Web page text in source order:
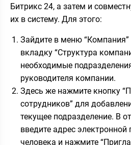
Битрикс 24, а затем и
их в систему. Для этого:
Зайдите в меню
вкладку “Структура
необходимые
руководителя компании.
Здесь же нажмите кнопку
сотрудников” для
текущее подразделение. В
введите адрес
человека и нажмите